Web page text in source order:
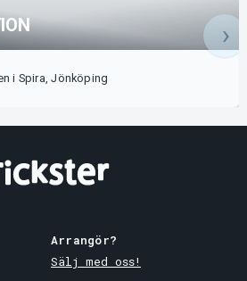
i Spira, Jönköping
Arrangör?
Sälj med oss!